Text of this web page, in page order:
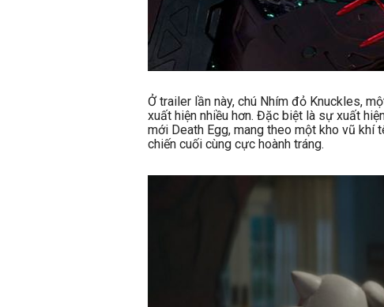
Ở trailer lần này, chú Nhím đỏ Knuckles,
xuất hiện nhiều hơn. Đặc biệt là sự xuất
mới Death Egg, mang theo một kho vũ khí
chiến cuối cùng cực hoành tráng.